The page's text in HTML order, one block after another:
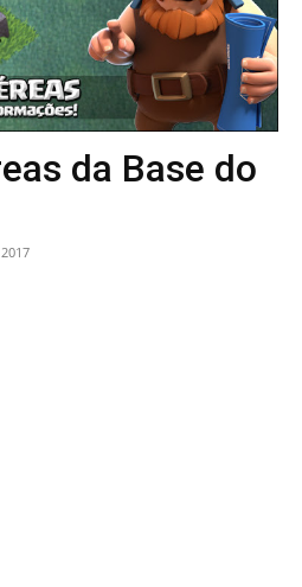
da Base do